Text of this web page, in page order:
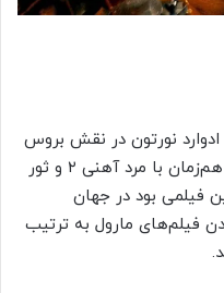
نورتون در نقش بروس
بنر (هالک) همراه است از نظر زمانی هم‌زمان با مرد آهنی ۲ و ثور
فیلمی بود در جهان
فیلم‌های مارول به ترتیب